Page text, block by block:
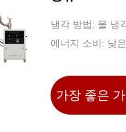
냉각 방법: 물
에너지 소비: 낮은
가장 좋은